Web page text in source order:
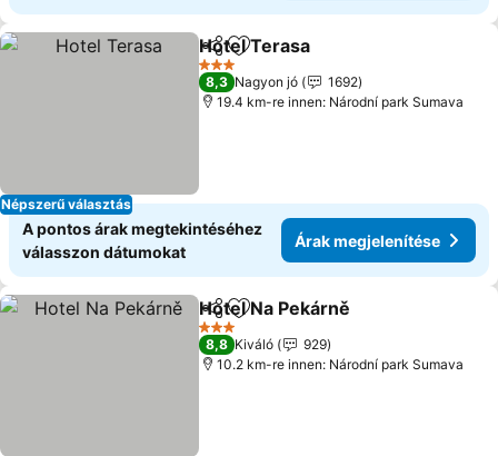
Népszerű választás
Megosztás
Hozzáadás a kedvencekhez
Hotel Terasa
3 Kategória
8,3 Nagyon jó
1692
19.4 km-re innen: Národní park Sumava
A pontos árak megtekintéséhez
válasszon dátumokat
Árak megjelenítése
Megosztás
Hozzáadás a kedvencekhez
Hotel Na Pekárně
3 Kategória
8,8 Kiváló
929
10.2 km-re innen: Národní park Sumava